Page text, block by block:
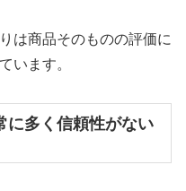
は商品そのものの評価に
います。
に多く信頼性がない